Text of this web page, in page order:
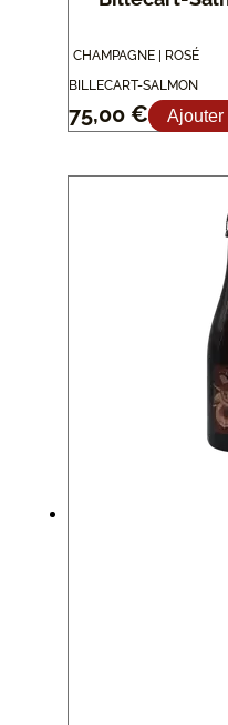
CHAMPAGNE | ROSÉ
BILLECART-SALMON
75,00 € Ajouter